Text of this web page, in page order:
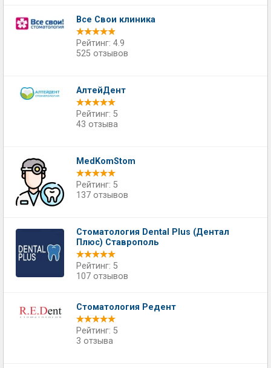
Все Свои клиника
Рейтинг: 4.9
525 отзывов
АлтейДент
Рейтинг: 5
43 отзыва
MedKomStom
Рейтинг: 5
137 отзывов
Стоматология Dental Plus (Дентал
Плюс) Ставрополь
Рейтинг: 5
107 отзывов
Стоматология Редент
Рейтинг: 5
3 отзыва